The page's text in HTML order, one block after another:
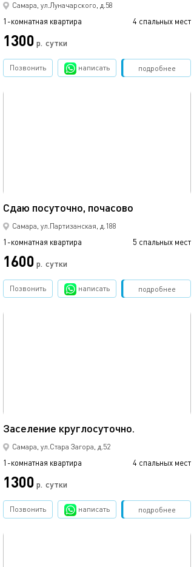
Самара, ул.Луначарского, д.58
1-комнатная квартира 4 спальных мест
1300 р. сутки
подробнее
Позвонить написать Забронировать
Сдаю посуточно, почасово
Самара, ул.Партизанская, д.188
1-комнатная квартира 5 спальных мест
1600 р. сутки
подробнее
Позвонить написать Забронировать
Заселение круглосуточно.
Самара, ул.Стара Загора, д.52
1-комнатная квартира 4 спальных мест
1300 р. сутки
подробнее
Позвонить написать Забронировать